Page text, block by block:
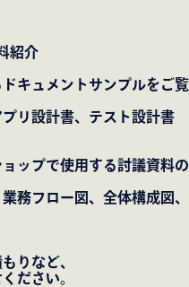
紹介
キュメントサンプルをご覧
リ設計書、テスト設計書
ップで使用する討議資料の
務フロー図、全体構成図、
りなど、
ださい。